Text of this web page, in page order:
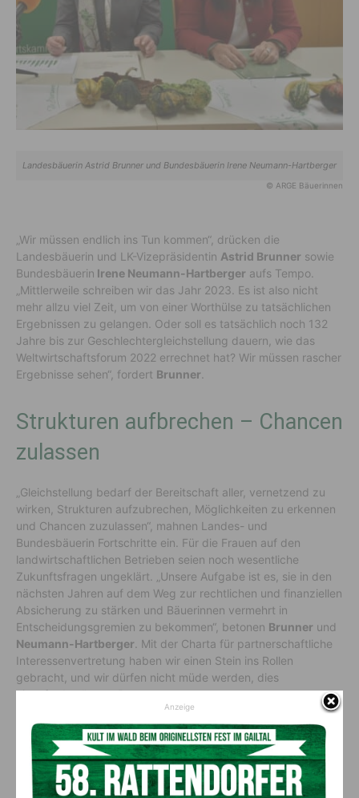
Landesbäuerin Astrid Brunner und Bundesbäuerin Irene Neumann-Hartberger
© ARGE Bäuerinnen
„Wir müssen endlich ins Tun kommen“, drücken die
Landesbäuerin und LK-Vizepräsidentin Astrid Brunner sowie
Bundesbäuerin Irene Neumann-Hartberger aufs Tempo.
„Mittlerweile schreiben wir das Jahr 2023. Es ist also nicht
mehr allzu viel Zeit, um von einer Worthülse zu tatsächlichen
Ergebnissen zu gelangen. Oder soll es tatsächlich noch 132
Jahre bis zur Geschlechtergleichstellung dauern, wie das
Weltwirtschaftsforum 2022 errechnet hat? Wir müssen rascher
Ergebnisse sehen“, fordert Brunner
Strukturen aufbrechen – Chancen
zulassen
„Gleichstellung bedarf der Bereitschaft aller, vernetzend zu
wirken, Strukturen aufzubrechen, Möglichkeiten zu erkennen
und Chancen zuzulassen“, mahnen Landes- und
Bundesbäuerin Fortschritte ein. Für die Frauen auf den
landwirtschaftlichen Betrieben seien noch wesentliche
Zukunftsfragen ungeklärt. „Unsere Aufgabe ist es, sie in den
nächsten Jahren auf dem Weg zur rechtlichen und finanziellen
Absicherung zu stärken und Bäuerinnen vermehrt in
Entscheidungsgremien zu bekommen“, betonen Brunner und
Neumann-Hartberger . Mit der Charta für partnerschaftliche
Interessenvertretung haben wir einen Stein ins Rollen
gebracht, und wir dürfen nicht müde werden, dies
einzufordern“, sagt Brunner.
Gender-Data-Gap
Massiver Nachholbedarf besteht ferner bei
Anzeige